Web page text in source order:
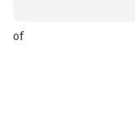
of